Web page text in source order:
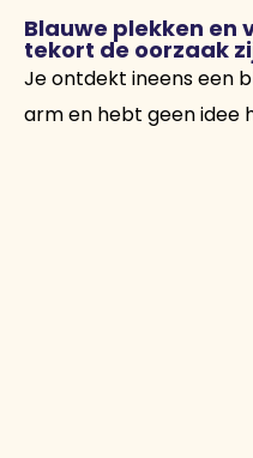
Blauwe plekken en
tekort de oorzaak
Je ontdekt ineens een
arm en hebt geen idee